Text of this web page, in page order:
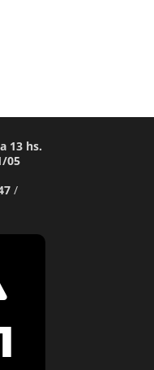
13 hs.
05
/